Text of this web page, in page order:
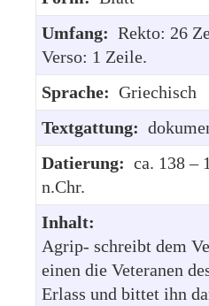
Umfang: Rekto: 26
Verso: 1 Zeile.
Sprache: Griechisch
Textgattung:
Datierung: ca. 138 –
n.Chr.
Inhalt:
Agrip- schreibt dem
einen die Veteranen
Erlass und bittet ihn